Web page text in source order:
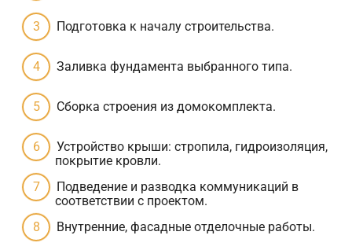
Подготовка к началу строительства.
Заливка фундамента выбранного типа.
Сборка строения из домокомплекта.
Устройство крыши: стропила, гидроизоляция,
покрытие кровли.
Подведение и разводка коммуникаций в
соответствии с проектом.
Внутренние, фасадные отделочные работы.